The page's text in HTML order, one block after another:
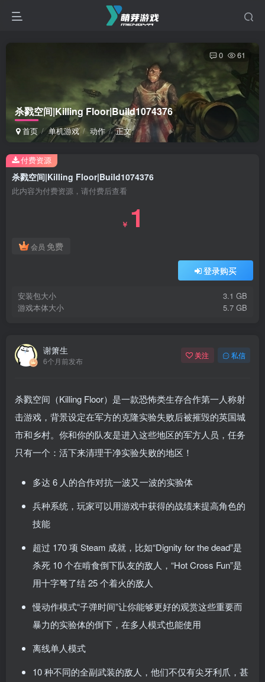
杀戮空间|Killing Floor|Build1074376
首页 单机游戏 动作 正文
0 61
杀戮空间|Killing Floor|Build1074376
此内容为付费资源，请付费后查看
￥ 1
会员 免费
登录购买
安装包大小
3.1 GB
游戏本体大小
5.7 GB
付费资源
谢箫生
6个月前发布
关注 私信
杀戮空间（Killing Floor）是一款恐怖类生存合作第一人称射
击游戏，背景设定在军方的克隆实验失败后被摧毁的英国城
市和乡村。你和你的队友是进入这些地区的军方人员，任务
只有一个：活下来清理干净实验失败的地区！
多达 6 人的合作对抗一波又一波的实验体
兵种系统，玩家可以用游戏中获得的战绩来提高角色的
技能
超过 170 项 Steam 成就，比如“Dignity for the dead”是
杀死 10 个在啃食倒下队友的敌人，“Hot Cross Fun”是
用十字弩了结 25 个着火的敌人
慢动作模式“子弹时间”让你能够更好的观赏这些重要而
暴力的实验体的倒下，在多人模式也能使用
离线单人模式
10 种不同的全副武装的敌人，他们不仅有尖牙利爪，甚